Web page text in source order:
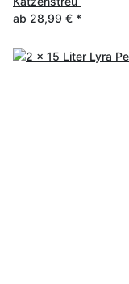
ab 28,99 € *